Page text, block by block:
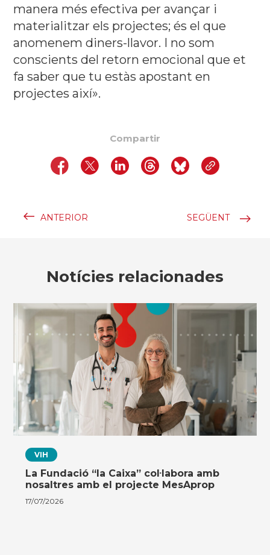
manera més efectiva per avançar i
materialitzar els projectes; és el que
anomenem diners-llavor. I no som
conscients del retorn emocional que et
fa saber que tu estàs apostant en
projectes així».
Compartir
ANTERIOR SEGÜENT
Notícies relacionades
VIH
La Fundació “la Caixa” col·labora amb
nosaltres amb el projecte MesAprop
17/07/2026